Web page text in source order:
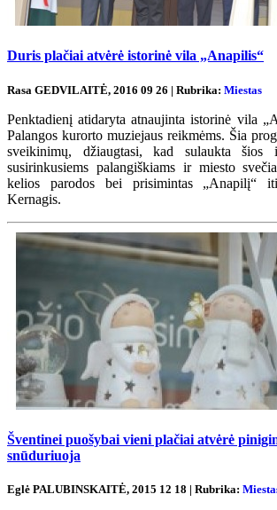
Duris plačiai atvėrė istorinė vila „Anapilis“
Rasa GEDVILAITĖ, 2016 09 26 | Rubrika: Miestas
Penktadienį atidaryta atnaujinta istorinė vila
Palangos kurorto muziejaus reikmėms. Šia
sveikinimų, džiaugtasi, kad sulaukta šios
susirinkusiems palangiškiams ir miesto
kelios parodos bei prisimintas „Anapilį“
Kernagis.
Šventinei puošybai vieni plačiai atvėrė
snūduriuoja
Eglė PALUBINSKAITĖ, 2015 12 18 | Rubrika: